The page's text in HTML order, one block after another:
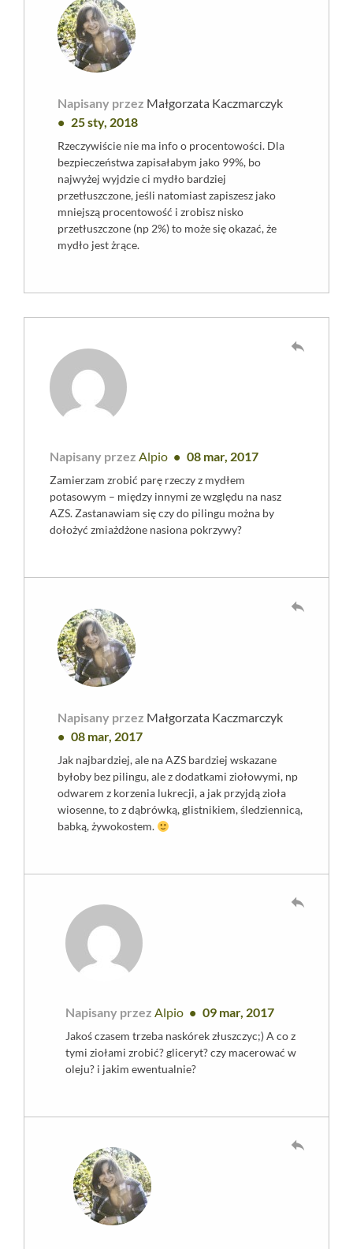
Napisany przez Małgorzata Kaczmarczyk
25 sty, 2018
Rzeczywiście nie ma info o procentowości. Dla
bezpieczeństwa zapisałabym jako 99%, bo
najwyżej wyjdzie ci mydło bardziej
przetłuszczone, jeśli natomiast zapiszesz jako
mniejszą procentowość i zrobisz nisko
przetłuszczone (np 2%) to może się okazać, że
mydło jest żrące.
Napisany przez Alpio 08 mar, 2017
Zamierzam zrobić parę rzeczy z mydłem
potasowym – między innymi ze względu na nasz
AZS. Zastanawiam się czy do pilingu można by
dołożyć zmiażdżone nasiona pokrzywy?
reply
Napisany przez Małgorzata Kaczmarczyk
08 mar, 2017
Jak najbardziej, ale na AZS bardziej wskazane
byłoby bez pilingu, ale z dodatkami ziołowymi, np
odwarem z korzenia lukrecji, a jak przyjdą zioła
wiosenne, to z dąbrówką, glistnikiem, śledziennicą,
babką, żywokostem.
reply
Napisany przez Alpio 09 mar, 2017
Jakoś czasem trzeba naskórek złuszczyc;) A co z
tymi ziołami zrobić? gliceryt? czy macerować w
oleju? i jakim ewentualnie?
reply
reply